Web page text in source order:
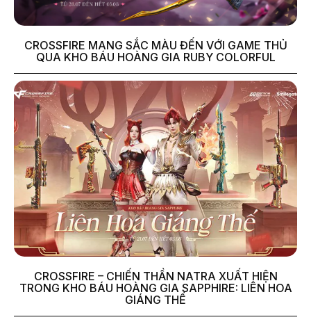
CROSSFIRE MANG SẮC MÀU ĐẾN VỚI GAME THỦ
QUA KHO BÁU HOÀNG GIA RUBY COLORFUL
CROSSFIRE – CHIẾN THẦN NATRA XUẤT HIỆN
TRONG KHO BÁU HOÀNG GIA SAPPHIRE: LIÊN HOA
GIÁNG THẾ